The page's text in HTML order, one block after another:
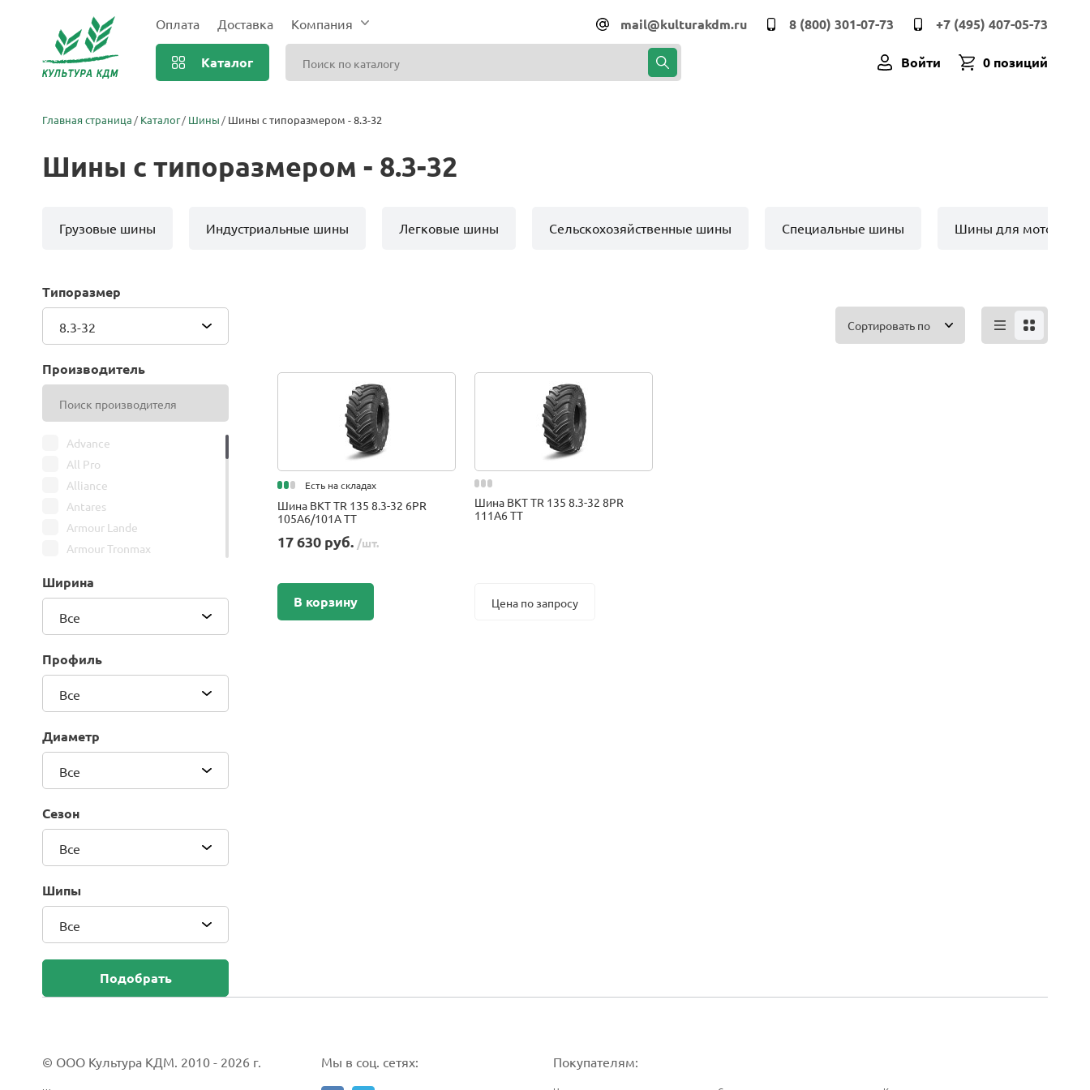
Оплата Доставка Компания +7 (495) 407-05-73
8 (800) 301-07-73
mail@kulturakdm.ru
Каталог 0 позиций
Войти
Главная страница Каталог Шины Шины с типоразмером - 8.3-32
Шины с типоразмером - 8.3-32
Грузовые шины Индустриальные шины Легковые шины Сельскохозяйственные шины Специальные шины Шины для мото
Типоразмер
8.3-32
Производитель
Advance
All Pro
Alliance
Antares
Armour Lande
Armour Tronmax
ATIRE
Bars
Belshina
BFGoodrich
BK Trailer
BKT
Camso (Solideal)
CEAT
Composit
Continental
Cordiant
CrossWind
Ширина
Все
Профиль
Все
Диаметр
Все
Сезон
Все
Шипы
Все
Подобрать
Сортировать по
Есть на складах
Шина BKT TR 135 8.3-32 6PR
105A6/101A TT
17 630 руб. /шт.
В корзину
Шина BKT TR 135 8.3-32 8PR
111A6 TT
Цена по запросу
© ООО Культура КДМ. 2010 - 2026 г. Мы в соц. сетях: Покупателям: